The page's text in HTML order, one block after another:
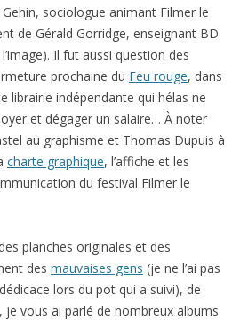
sociologue animant Filmer le
de Gérald Gorridge, enseignant BD
Il fut aussi question des
prochaine du Feu rouge, dans
librairie indépendante qui hélas ne
et dégager un salaire… À noter
au graphisme et Thomas Dupuis à
charte graphique, l’affiche et les
du festival Filmer le
planches originales et des
des mauvaises gens (je ne l’ai pas
lors du pot qui a suivi), de
je vous ai parlé de nombreux albums